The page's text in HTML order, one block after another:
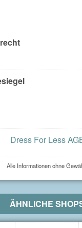
Dress For Less
Alle Informationen ohne
ÄHNLICHE